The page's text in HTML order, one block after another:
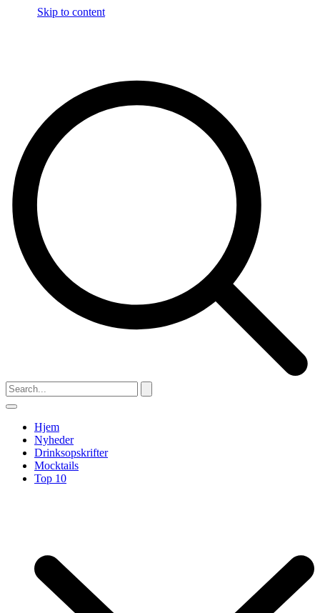
Skip to content
Hjem
Nyheder
Drinksopskrifter
Mocktails
Top 10